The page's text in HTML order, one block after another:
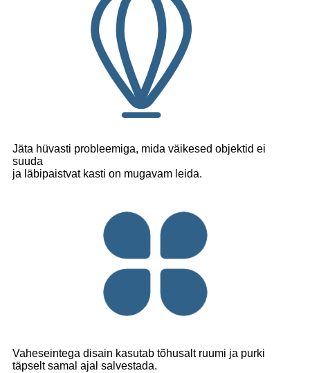
Jäta hüvasti probleemiga, mida väikesed objektid ei
suuda
ja läbipaistvat kasti on mugavam leida.
Vaheseintega disain kasutab tõhusalt ruumi ja purki
täpselt samal ajal salvestada.